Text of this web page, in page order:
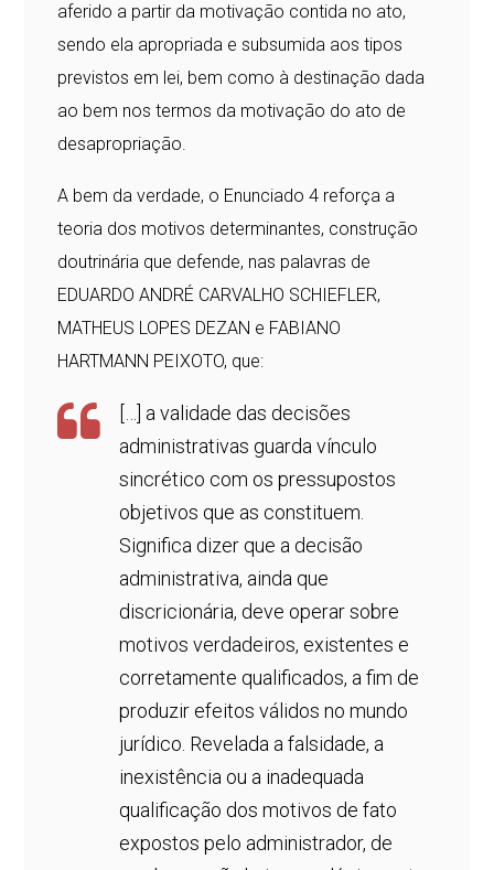
aferido a partir da motivação contida no ato,
sendo ela apropriada e subsumida aos tipos
previstos em lei, bem como à destinação dada
ao bem nos termos da motivação do ato de
desapropriação.
A bem da verdade, o Enunciado 4 reforça a
teoria dos motivos determinantes, construção
doutrinária que defende, nas palavras de
EDUARDO ANDRÉ CARVALHO SCHIEFLER,
MATHEUS LOPES DEZAN e FABIANO
HARTMANN PEIXOTO, que:
[…] a validade das decisões
administrativas guarda vínculo
sincrético com os pressupostos
objetivos que as constituem.
Significa dizer que a decisão
administrativa, ainda que
discricionária, deve operar sobre
motivos verdadeiros, existentes e
corretamente qualificados, a fim de
produzir efeitos válidos no mundo
jurídico. Revelada a falsidade, a
inexistência ou a inadequada
qualificação dos motivos de fato
expostos pelo administrador, de